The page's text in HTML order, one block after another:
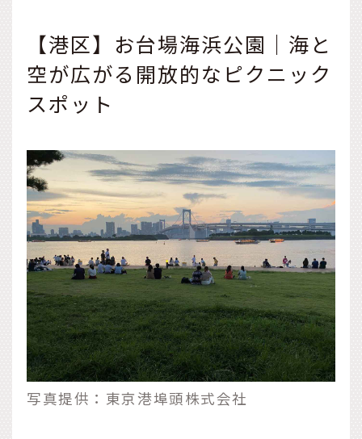
【港区】お台場海浜公園｜海と
空が広がる開放的なピクニック
スポット
写真提供：東京港埠頭株式会社